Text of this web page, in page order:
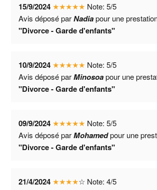
15/9/2024 ★★★★★ Note:5/5
Avis déposé parNadiapour une
"Divorce - Garde d'enfants"
10/9/2024 ★★★★★ Note:5/5
Avis déposé parMinosoapour une
"Divorce - Garde d'enfants"
09/9/2024 ★★★★★ Note:5/5
Avis déposé parMohamedpour une
"Divorce - Garde d'enfants"
21/4/2024 ★★★★☆ Note:4/5